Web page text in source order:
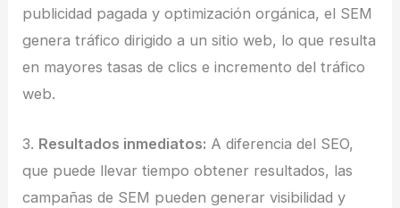
publicidad pagada y optimización orgánica, el SEM
genera tráfico dirigido a un sitio web, lo que resulta
en mayores tasas de clics e incremento del tráfico
web.
3. Resultados inmediatos: A diferencia del SEO,
que puede llevar tiempo obtener resultados, las
campañas de SEM pueden generar visibilidad y